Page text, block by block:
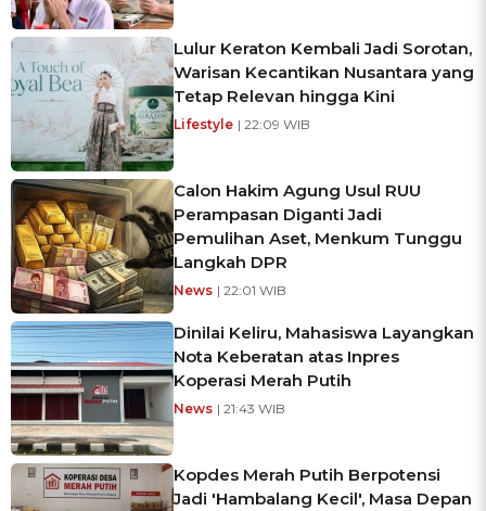
Lulur Keraton Kembali Jadi Sorotan,
Warisan Kecantikan Nusantara yang
Tetap Relevan hingga Kini
Lifestyle | 22:09 WIB
Calon Hakim Agung Usul RUU
Perampasan Diganti Jadi
Pemulihan Aset, Menkum Tunggu
Langkah DPR
News | 22:01 WIB
Dinilai Keliru, Mahasiswa Layangkan
Nota Keberatan atas Inpres
Koperasi Merah Putih
News | 21:43 WIB
Kopdes Merah Putih Berpotensi
Jadi 'Hambalang Kecil', Masa Depan